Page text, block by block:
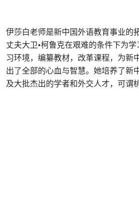
伊莎白老师是新中国外语教育事业的
丈夫大卫•柯鲁克在艰难的条件下为
习环境，编纂教材，改革课程，为新
出了全部的心血与智慧。她培养了新
及大批杰出的学者和外交人才，可谓